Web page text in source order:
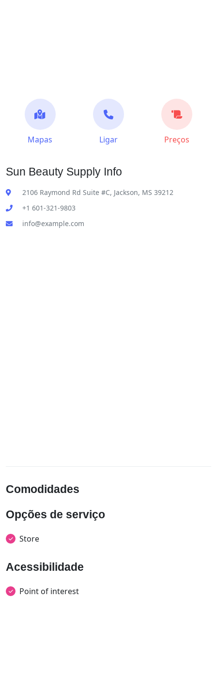
Mapas Ligar Preços
Sun Beauty Supply Info
2106 Raymond Rd Suite #C, Jackson, MS 39212
+1 601-321-9803
info@example.com
Comodidades
Opções de serviço
Store
Acessibilidade
Point of interest